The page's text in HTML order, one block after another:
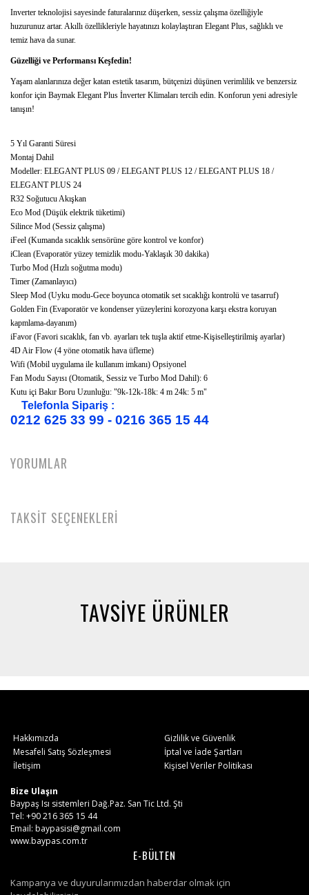
Inverter teknolojisi sayesinde faturalarınız düşerken, sessiz çalışma özelliğiyle
huzurunuz artar. Akıllı özellikleriyle hayatınızı kolaylaştıran Elegant Plus, sağlıklı ve
temiz hava da sunar.
Güzelliği ve Performansı Keşfedin!
Yaşam alanlarınıza değer katan estetik tasarım, bütçenizi düşünen verimlilik ve benzersiz
konfor için Baymak Elegant Plus İnverter Klimaları tercih edin. Konforun yeni adresiyle
tanışın!
5 Yıl Garanti Süresi
Montaj Dahil
Modeller: ELEGANT PLUS 09 / ELEGANT PLUS 12 / ELEGANT PLUS 18 /
ELEGANT PLUS 24
R32 Soğutucu Akışkan
Eco Mod (Düşük elektrik tüketimi)
Silince Mod (Sessiz çalışma)
iFeel (Kumanda sıcaklık sensörüne göre kontrol ve konfor)
iClean (Evaporatör yüzey temizlik modu-Yaklaşık 30 dakika)
Turbo Mod (Hızlı soğutma modu)
Timer (Zamanlayıcı)
Sleep Mod (Uyku modu-Gece boyunca otomatik set sıcaklığı kontrolü ve tasarruf)
Golden Fin (Evaporatör ve kondenser yüzeylerini korozyona karşı ekstra koruyan
kapmlama-dayanım)
iFavor (Favori sıcaklık, fan vb. ayarları tek tuşla aktif etme-Kişiselleştirilmiş ayarlar)
4D Air Flow (4 yöne otomatik hava üfleme)
Wifi (Mobil uygulama ile kullanım imkanı) Opsiyonel
Fan Modu Sayısı (Otomatik, Sessiz ve Turbo Mod Dahil): 6
Kutu içi Bakır Boru Uzunluğu: "9k-12k-18k: 4 m 24k: 5 m"
Telefonla Sipariş :
0212 625 33 99 - 0216 365 15 44
YORUMLAR
TAKSİT SEÇENEKLERİ
TAVSİYE ÜRÜNLER
Hakkımızda
Gizlilik ve Güvenlik
Mesafeli Satış Sözleşmesi
İptal ve İade Şartları
İletişim
Kişisel Veriler Politikası
Bize Ulaşın
Baypaş Isı sistemleri Dağ.Paz. San Tic Ltd. Şti
Tel: +90 216 365 15 44
Email: baypasisi@gmail.com
www.baypas.com.tr
E-BÜLTEN
Kampanya ve duyurularımızdan haberdar olmak için